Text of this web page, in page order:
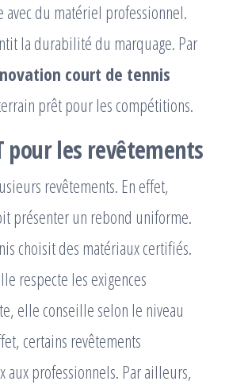
du matériel professionnel.
la durabilité du marquage. Par
court de tennis
prêt pour les compétitions.
pour les revêtements
revêtements. En effet,
présenter un rebond uniforme.
choisit des matériaux certifiés.
respecte les exigences
elle conseille selon le niveau
certains revêtements
aux professionnels. Par ailleurs,